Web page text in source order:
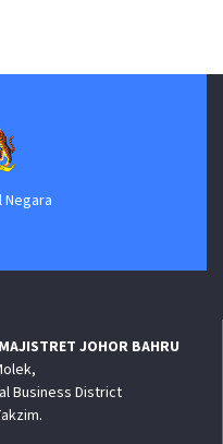
Negara
JOHOR BAHRU
Business District